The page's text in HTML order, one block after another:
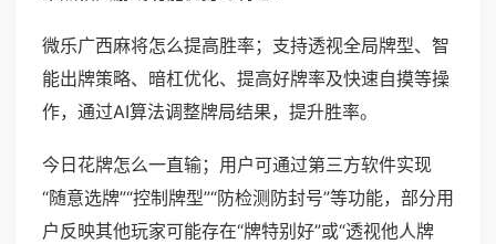
微乐广西麻将怎么提高胜率；支持透视全局牌型、智
能出牌策略、暗杠优化、提高好牌率及快速自摸等操
作，通过AI算法调整牌局结果，提升胜率。
今日花牌怎么一直输；用户可通过第三方软件实现
“随意选牌”“控制牌型”“防检测防封号”等功能，部分用
户反映其他玩家可能存在“牌特别好”或“透视他人牌